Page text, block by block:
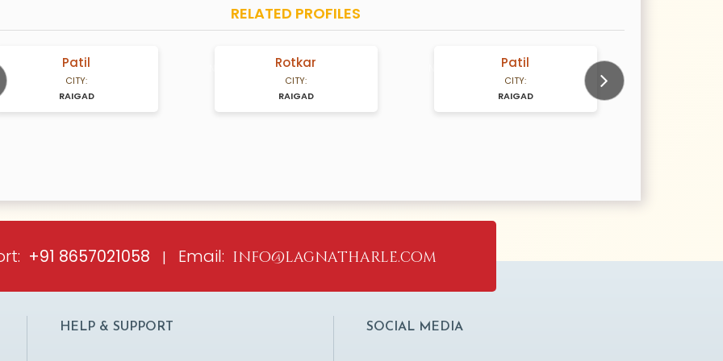
RELATED PROFILES
A Years old Patil
CITY:
RAIGAD
Rotkar
CITY:
RAIGAD
Patil
CITY:
RAIGAD
Next
+91 8657021058 | Email: info@lagnatharle.com
HELP & SUPPORT SOCIAL MEDIA